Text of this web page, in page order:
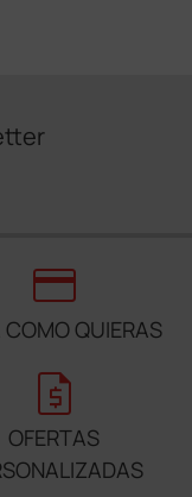
credit_card
COMO QUIERAS
request_quote
OFERTAS